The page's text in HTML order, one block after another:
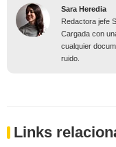
Sara Heredia
Redactora jefe
Cargada con
cualquier
ruido.
Links